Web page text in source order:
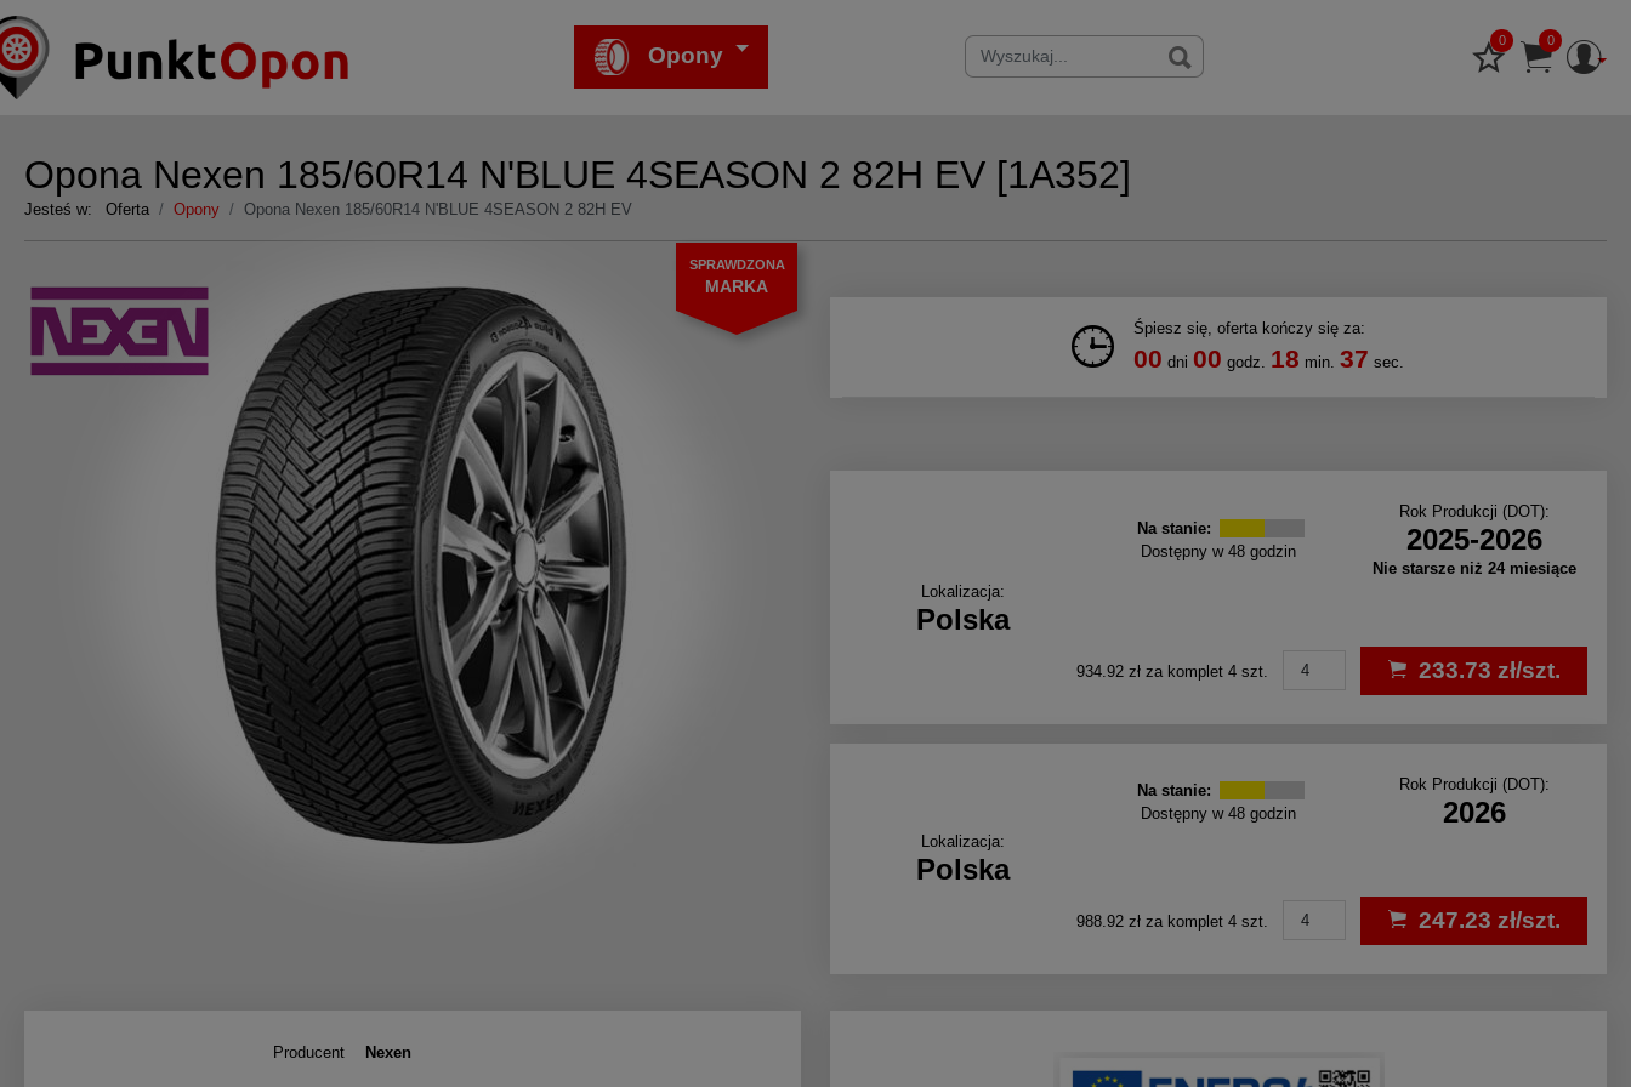
Opony
0 0
Opona Nexen 185/60R14 N'BLUE 4SEASON 2 82H EV [1A352]
Jesteś w: Oferta Opony Opona Nexen 185/60R14 N'BLUE 4SEASON 2 82H EV
SPRAWDZONA
MARKA
Śpiesz się, oferta kończy się za:
00 dni 00 godz. 18 min. 36 sec.
Na stanie:
Dostępny w 48 godzin
Rok Produkcji (DOT):
2025-2026
Nie starsze niż 24 miesiące
Lokalizacja:
Polska
934.92 zł za komplet 4 szt. 233.73 zł/szt.
Na stanie:
Dostępny w 48 godzin
Rok Produkcji (DOT):
2026
Lokalizacja:
Polska
988.92 zł za komplet 4 szt. 247.23 zł/szt.
Producent Nexen